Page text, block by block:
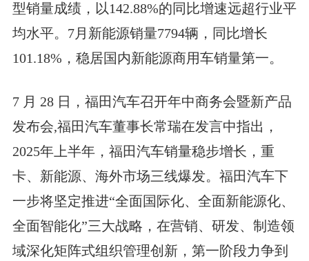
型销量成绩，以142.88%的同比增速远超行业平
均水平。7月新能源销量7794辆，同比增长
101.18%，稳居国内新能源商用车销量第一。
7 月 28 日，福田汽车召开年中商务会暨新产品
发布会,福田汽车董事长常瑞在发言中指出，
2025年上半年，福田汽车销量稳步增长，重
卡、新能源、海外市场三线爆发。福田汽车下
一步将坚定推进“全面国际化、全面新能源化、
全面智能化”三大战略，在营销、研发、制造领
域深化矩阵式组织管理创新，第一阶段力争到